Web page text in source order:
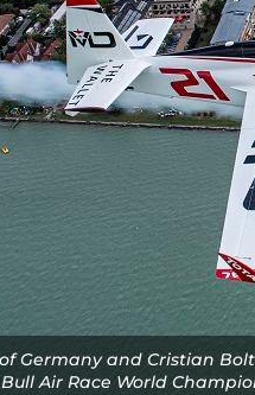
Germany and Cristian
Bull Air Race World